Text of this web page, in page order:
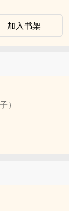
加入书架
）